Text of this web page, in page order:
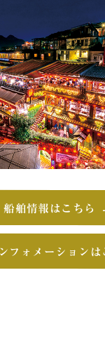
舶情報はこちら
フォメーションは